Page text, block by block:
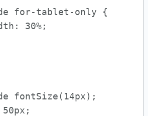
for-tablet-only {
30%;
fontSize(14px);